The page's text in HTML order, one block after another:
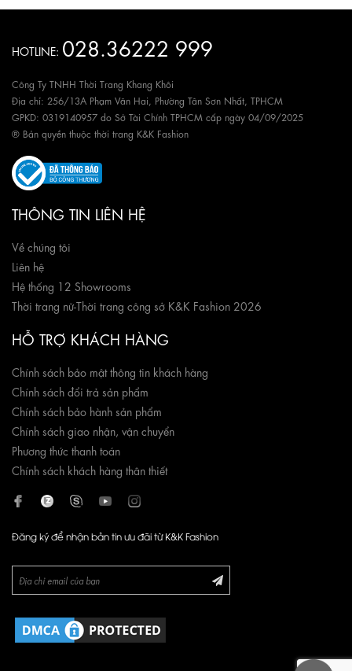
HOTLINE: 028.36222 999
Công Ty TNHH Thời Trang Khang Khôi
Địa chỉ: 256/13A Phạm Văn Hai, Phường Tân Sơn Nhất, TPHCM
GPKD: 0319140957 do Sở Tài Chính TPHCM cấp ngày 04/09/2025
® Bản quyền thuộc thời trang K&K Fashion
THÔNG TIN LIÊN HỆ
Về chúng tôi
Liên hệ
Hệ thống 12 Showrooms
Thời trang nữ-Thời trang công sở K&K Fashion 2026
HỖ TRỢ KHÁCH HÀNG
Chính sách bảo mật thông tin khách hàng
Chính sách đổi trả sản phẩm
Chính sách bảo hành sản phẩm
Chính sách giao nhận, vận chuyển
Phương thức thanh toán
Chính sách khách hàng thân thiết
Đăng ký để nhận bản tin ưu đãi từ K&K Fashion